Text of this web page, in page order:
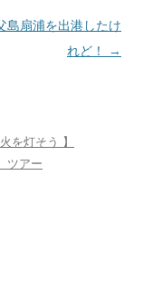
島扇浦を出港したけ
れど！
→
を灯そう 】
ツアー